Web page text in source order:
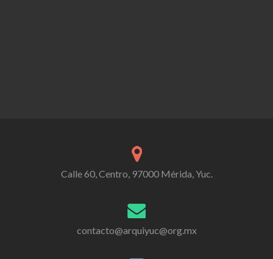
Calle 60, Centro, 97000 Mérida, Yuc.
contacto@arquiyuc@org.mx